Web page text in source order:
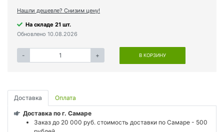
Нашли дешевле? Снизим цену!
На складе 21 шт.
Обновлено 10.08.2026
- + В КОРЗИНУ
Доставка Оплата
Доставка по г. Самаре
Заказ до 20 000 руб. стоимость доставки по Самаре - 500